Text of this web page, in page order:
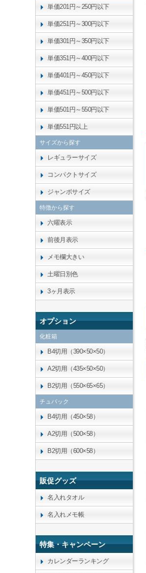
単価201円～250円以下
単価251円～300円以下
単価301円～350円以下
単価351円～400円以下
単価401円～450円以下
単価451円～500円以下
単価501円～550円以下
単価551円以上
サイズから探す
レギュラーサイズ
コンパクトサイズ
ジャンボサイズ
特徴から探す
六曜表示
前後月表示
メモ欄大きい
土曜日別色
3ヶ月表示
オプション
化粧箱
B4切用（390×50×50）
A2切用（435×50×50）
B2切用（550×65×65）
チュパック
B4切用（450×58）
A2切用（500×58）
B2切用（600×58）
販促グッズ
名入れタオル
名入れメモ帳
特集・キャンペーン
カレンダーランキング